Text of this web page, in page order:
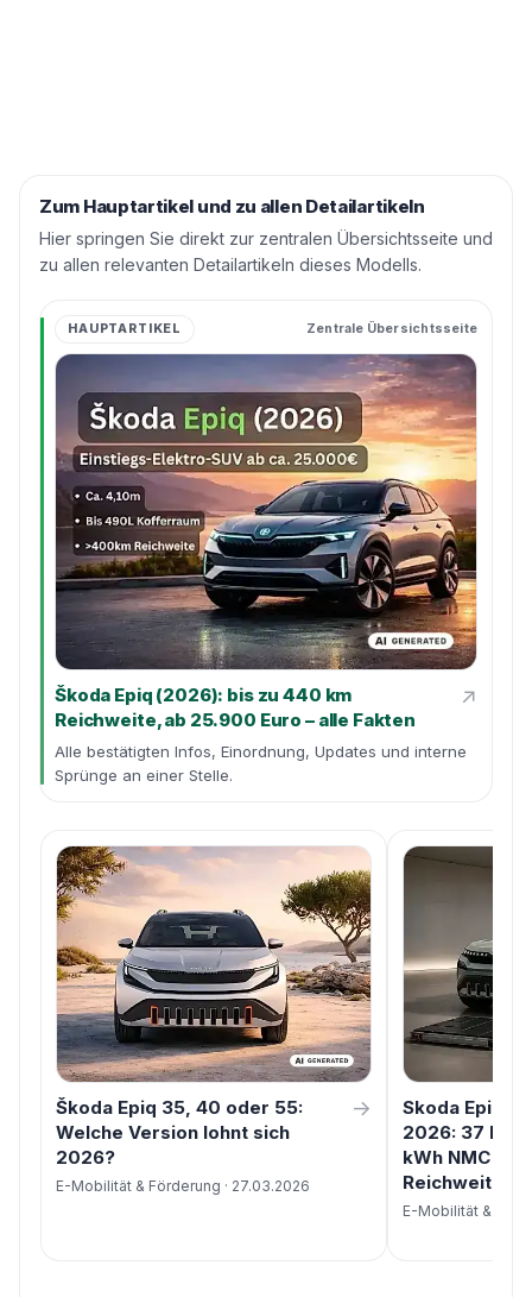
Zum Hauptartikel und zu allen Detailartikeln
Hier springen Sie direkt zur zentralen Übersichtsseite und
zu allen relevanten Detailartikeln dieses Modells.
HAUPTARTIKEL Zentrale Übersichtsseite
Škoda Epiq (2026): bis zu 440 km
Reichweite, ab 25.900 Euro – alle Fakten
↗
Alle bestätigten Infos, Einordnung, Updates und interne
Sprünge an einer Stelle.
Škoda Epiq 35, 40 oder 55:
Welche Version lohnt sich
2026?
→
E-Mobilität & Förderung · 27.03.2026
Skoda Epiq
2026: 37
kWh NMC im
Reichweiten
E-Mobilität &